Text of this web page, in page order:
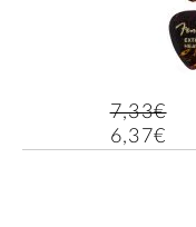
7,33€
6,37€